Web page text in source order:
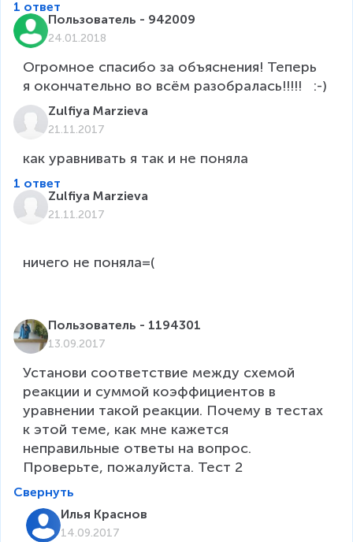
1 ответ
Пользователь - 942009
24.01.2018
Огромное спасибо за объяснения! Теперь
я окончательно во всём разобралась!!!!!   :-)
Zulfiya Marzieva
21.11.2017
1 ответ
Zulfiya Marzieva
21.11.2017
ни­че­го не по­ня­ла=(
Пользователь - 1194301
13.09.2017
Установи соответствие между схемой
реакции и суммой коэффициентов в
уравнении такой реакции. Почему в тестах
к этой теме, как мне кажется
неправильные ответы на вопрос.
Проверьте, пожалуйста. Тест 2
Свернуть
Илья Краснов
14.09.2017